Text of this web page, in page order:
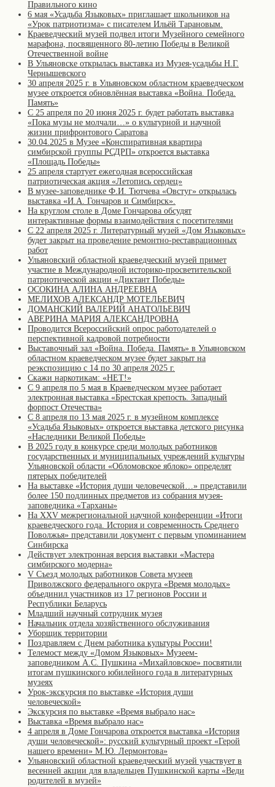
Правильного кино
6 мая «Усадьба Языковых» приглашает школьников на
«Урок патриотизма» с писателем Ильёй Тарановым.
Краеведческий музей подвел итоги Музейного семейного
марафона, посвященного 80-летию Победы в Великой
Отечественной войне
В Ульяновске открылась выставка из Музея-усадьбы Н.Г.
Чернышевского
30 апреля 2025 г. в Ульяновском областном краеведческом
музее откроется обновлённая выставка «Война. Победа.
Память»
С 25 апреля по 20 июня 2025 г. будет работать выставка
«Пока музы не молчали…» о культурной и научной
жизни прифронтового Саратова
30.04.2025 в Музее «Конспиративная квартира
симбирской группы РСДРП» откроется выставка
«Площадь Победы»
25 апреля стартует ежегодная всероссийская
патриотическая акция «Летопись сердец»
В музее-заповеднике Ф.И. Тютчева «Овстуг» открылась
выставка «И.А. Гончаров и Симбирск».
На круглом столе в Доме Гончарова обсудят
интерактивные формы взаимодействия с посетителями
С 22 апреля 2025 г. Литературный музей «Дом Языковых»
будет закрыт на проведение ремонтно-реставрационных
работ
Ульяновский областной краеведческий музей примет
участие в Международной историко-просветительской
патриотической акции «Диктант Победы»
ОСОКИНА АЛИНА АНДРЕЕВНА
МЕЛИХОВ АЛЕКСАНДР МОТЕЛЬЕВИЧ
ДОМАНСКИЙ ВАЛЕРИЙ АНАТОЛЬЕВИЧ
АВЕРИНА МАРИЯ АЛЕКСАНДРОВНА
Проводится Всероссийский опрос работодателей о
перспективной кадровой потребности
Выставочный зал «Война. Победа. Память» в Ульяновском
областном краеведческом музее будет закрыт на
реэкспозицию с 14 по 30 апреля 2025 г.
Скажи наркотикам: «НЕТ!»
С 9 апреля по 5 мая в Краеведческом музее работает
электронная выставка «Брестская крепость. Западный
форпост Отечества»
С 8 апреля по 13 мая 2025 г. в музейном комплексе
«Усадьба Языковых» откроется выставка детского рисунка
«Наследники Великой Победы»
В 2025 году в конкурсе среди молодых работников
государственных и муниципальных учреждений культуры
Ульяновской области «Обломовское яблоко» определят
пятерых победителей
На выставке «История души человеческой…» представили
более 150 подлинных предметов из собрания музея-
заповедника «Тарханы»
На XXV межрегиональной научной конференции «Итоги
краеведческого года. История и современность Среднего
Поволжья» представили документ с первым упоминанием
Синбирска
Действует электронная версия выставки «Мастера
симбирского модерна»
V Съезд молодых работников Совета музеев
Приволжского федерального округа «Время молодых»
объединил участников из 17 регионов России и
Республики Беларусь
Младший научный сотрудник музея
Начальник отдела хозяйственного обслуживания
Уборщик территории
Поздравляем с Днем работника культуры России!
Телемост между «Домом Языковых» Музеем-
заповедником А.С. Пушкина «Михайловское» посвятили
итогам пушкинского юбилейного года в литературных
музеях
Урок-экскурсия по выставке «История души
человеческой»
Экскурсия по выставке «Время выбрало нас»
Выставка «Время выбрало нас»
4 апреля в Доме Гончарова откроется выставка «История
души человеческой»: русский культурный проект «Герой
нашего времени» М.Ю. Лермонтова»
Ульяновский областной краеведческий музей участвует в
весенней акции для владельцев Пушкинской карты «Веди
родителей в музей»